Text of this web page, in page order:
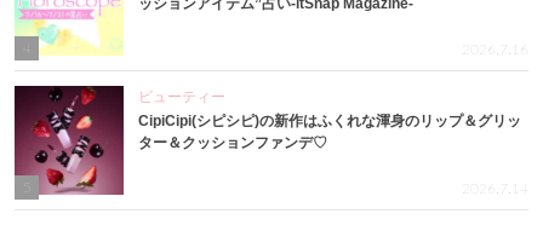
4
ッションアイテム”占い-itSnap Magazine-
2026.7.16
ビューティー
CipiCipi(シピシピ)の新作はふくれな渾身のリップ＆グリッ
ター＆クッションファンデ♡
2026.7.14